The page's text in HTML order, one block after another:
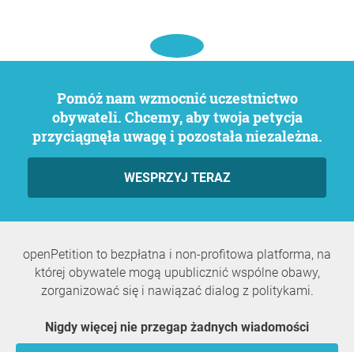
Pomóż nam wzmocnić uczestnictwo
obywateli. Chcemy, aby twoja petycja
przyciągnęła uwagę i pozostała niezależna.
WESPRZYJ TERAZ
openPetition to bezpłatna i non-profitowa platforma, na
której obywatele mogą upublicznić wspólne obawy,
zorganizować się i nawiązać dialog z politykami.
Nigdy więcej nie przegap żadnych wiadomości